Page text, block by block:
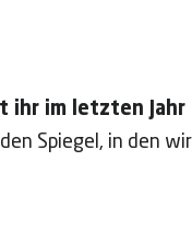
ihr im letzten Jahr
Spiegel, in den